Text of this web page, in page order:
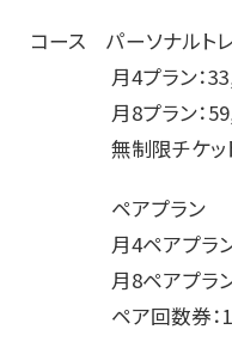
コース パーソナルト
月4プラン：
月8プラン：
無制限チケット
ペアプラン
月4ペアプラン
月8ペアプラン
ペア回数券：